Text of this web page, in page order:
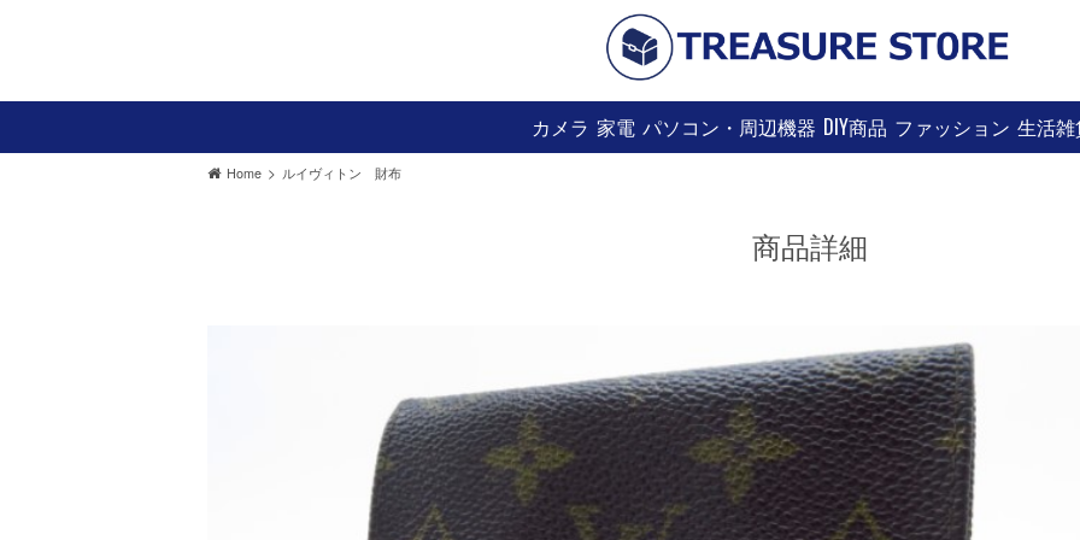
カメラ 家電 パソコン・周辺機器 DIY商品 ファッション 生活
Home > ルイヴィトン 財布
商品詳細